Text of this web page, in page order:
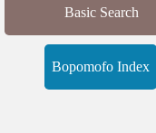
Basic Search
Bopomofo Index